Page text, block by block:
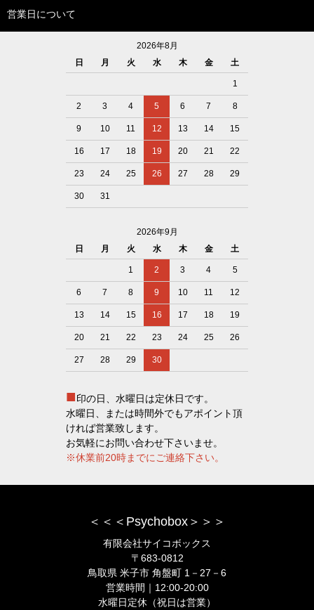
営業日について
2026年8月
日
月 火 水 木 金 土
1
2 3 4 5 6 7 8
9 10 11 12 13 14 15
16 17 18 19 20 21 22
23 24 25 26 27 28 29
30 31
2026年9月
日
月 火 水 木 金 土
1 2 3 4 5
6 7 8 9 10 11 12
13 14 15 16 17 18 19
20 21 22 23 24 25 26
27 28 29 30
■印の日、水曜日は定休日です。
水曜日、または時間外でもアポイント頂
ければ営業致します。
お気軽にお問い合わせ下さいませ。
※休業前20時までにご連絡下さい。
＜＜＜Psychobox＞＞＞
有限会社サイコボックス
〒683-0812
鳥取県 米子市 角盤町 1－27－6
営業時間｜12:00-20:00
水曜日定休（祝日は営業）